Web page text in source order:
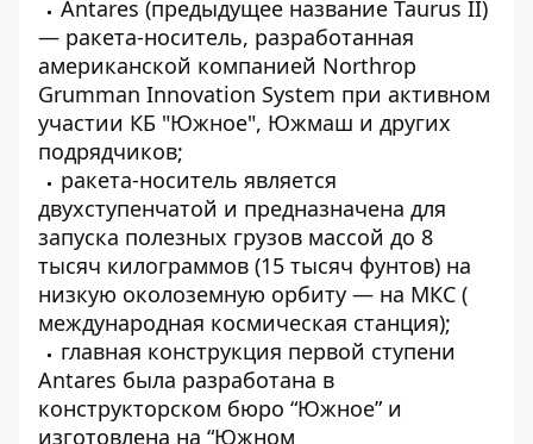
Antares (предыдущее название Taurus II)
— ракета-носитель, разработанная
американской компанией Northrop
Grumman Innovation System при активном
участии КБ "Южное", Южмаш и других
подрядчиков;
ракета-носитель является
двухступенчатой ​​и предназначена для
запуска полезных грузов массой до 8
тысяч килограммов (15 тысяч фунтов) на
низкую околоземную орбиту — на МКС (
международная космическая станция);
главная конструкция первой ступени
Antares была разработана в
конструкторском бюро “Южное” и
изготовлена ​​на “Южном